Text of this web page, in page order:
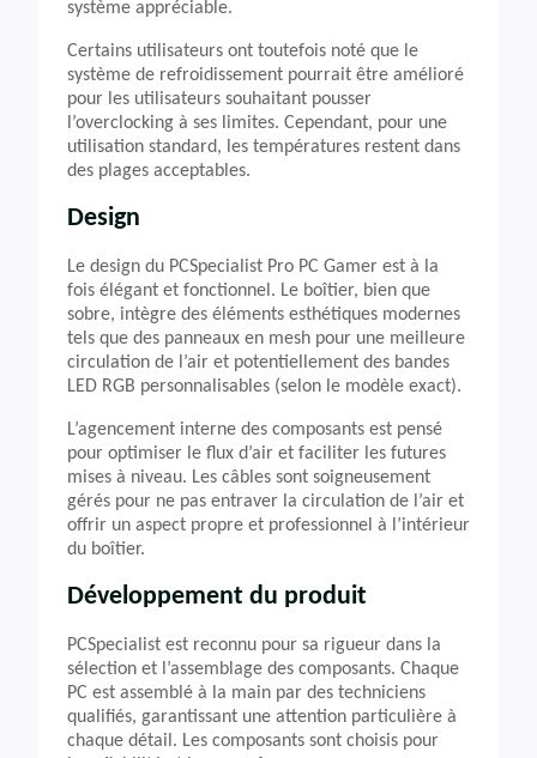
système appréciable.
Certains utilisateurs ont toutefois noté que le
système de refroidissement pourrait être amélioré
pour les utilisateurs souhaitant pousser
l’overclocking à ses limites. Cependant, pour une
utilisation standard, les températures restent dans
des plages acceptables.
Design
Le design du PCSpecialist Pro PC Gamer est à la
fois élégant et fonctionnel. Le boîtier, bien que
sobre, intègre des éléments esthétiques modernes
tels que des panneaux en mesh pour une meilleure
circulation de l’air et potentiellement des bandes
LED RGB personnalisables (selon le modèle exact).
L’agencement interne des composants est pensé
pour optimiser le flux d’air et faciliter les futures
mises à niveau. Les câbles sont soigneusement
gérés pour ne pas entraver la circulation de l’air et
offrir un aspect propre et professionnel à l’intérieur
du boîtier.
Développement du produit
PCSpecialist est reconnu pour sa rigueur dans la
sélection et l’assemblage des composants. Chaque
PC est assemblé à la main par des techniciens
qualifiés, garantissant une attention particulière à
chaque détail. Les composants sont choisis pour